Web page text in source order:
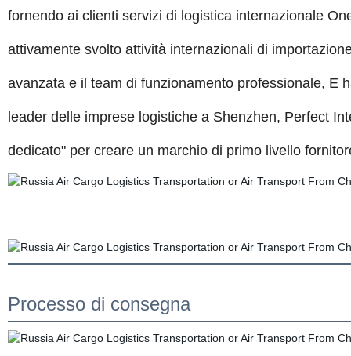
fornendo ai clienti servizi di logistica internazionale
attivamente svolto attività internazionali di
avanzata e il team di funzionamento professionale, E
leader delle imprese logistiche a Shenzhen, Perfect
dedicato" per creare un marchio di primo livello
Processo di consegna